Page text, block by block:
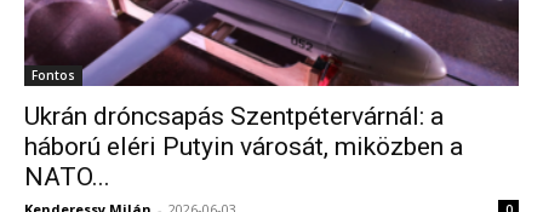
Fontos
Ukrán dróncsapás Szentpétervárnál: a
háború eléri Putyin városát, miközben a
NATO...